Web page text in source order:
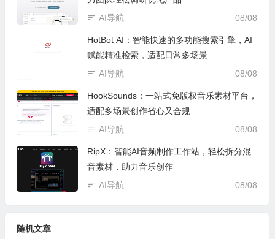
08/08
AI导航
HotBot AI：智能快速的多功能搜索引擎，AI
赋能精准检索，适配日常多场景
08/08
AI导航
HookSounds：一站式免版权音乐素材平台，
适配多场景创作省心又合规
08/08
AI导航
RipX：智能AI音频制作工作站，轻松拆分混
音素材，助力音乐创作
08/08
AI导航
随机文章